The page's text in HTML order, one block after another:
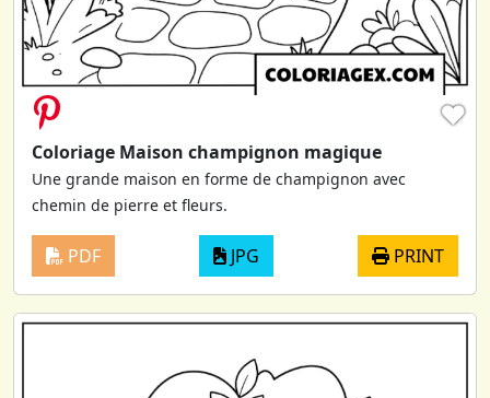
♥
Coloriage Maison champignon magique
Une grande maison en forme de champignon avec
chemin de pierre et fleurs.
PDF JPG PRINT